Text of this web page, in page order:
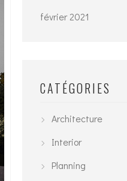
février 2021
CATÉGORIES
Architecture
Interior
Planning